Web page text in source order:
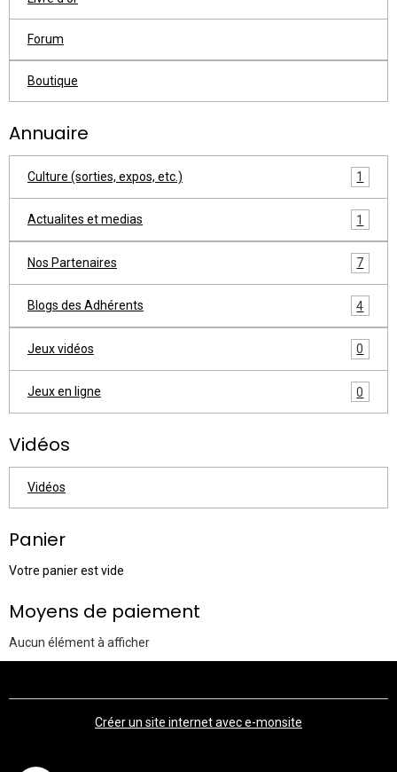
Forum
Boutique
Annuaire
Culture (sorties, expos, etc.) 1
Actualites et medias 1
Nos Partenaires 7
Blogs des Adhérents 4
Jeux vidéos 0
Jeux en ligne 0
Vidéos
Vidéos
Panier
Votre panier est vide
Moyens de paiement
Aucun élément à afficher
Créer un site internet avec e-monsite